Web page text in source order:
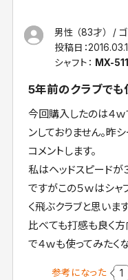
男性 （83才）
投稿日：
シャフト： MX-
5年前のクラブで
今回購入したのは４
ンしておりません。昨
コメントします。
私はヘッドスピードが
ですがこの５ｗはシャ
く飛ぶクラブと思いま
比べても打感も良く
で４ｗも使ってみたく
参考になった 1